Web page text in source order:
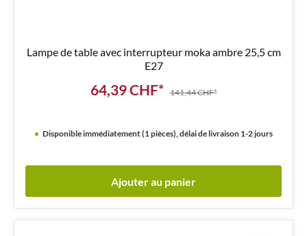
Lampe de table avec interrupteur moka ambre 25,5 cm
E27
64,39 CHF* 141,44 CHF*
Disponible immédiatement (1 pièces), délai de livraison 1-2 jours
Ajouter au panier